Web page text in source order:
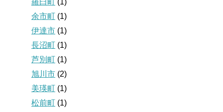
余市町 (1)
伊達市 (1)
長沼町 (1)
芦別町 (1)
旭川市 (2)
美瑛町 (1)
松前町 (1)